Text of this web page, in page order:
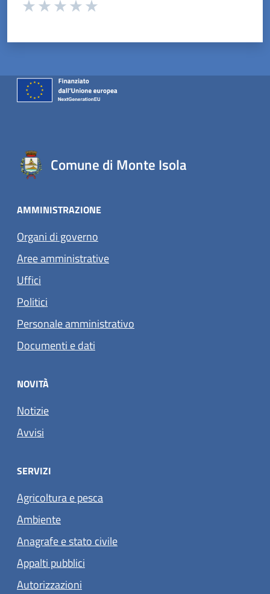
Comune di Monte Isola
AMMINISTRAZIONE
Organi di governo
Aree amministrative
Uffici
Politici
Personale amministrativo
Documenti e dati
NOVITÀ
Notizie
Avvisi
SERVIZI
Agricoltura e pesca
Ambiente
Anagrafe e stato civile
Appalti pubblici
Autorizzazioni